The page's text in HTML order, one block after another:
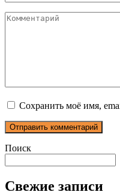
Комментарий
Сохранить моё имя,
Поиск
Свежие записи